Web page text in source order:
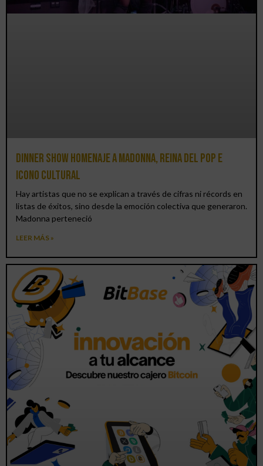
Dinner Show homenaje a Madonna, reina del pop e
icono cultural
Hay artistas que no se explican a través de cifras ni récords en
listas de éxitos, sino desde la emoción colectiva que generaron.
Madonna perteneció
LEER MÁS »